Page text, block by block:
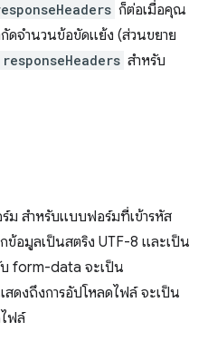
ก็ต่อเมื่อคุณ
ดจำนวนข้อขัดแย้ง (ส่วนขยาย
responseHeaders สำหรับ
สำหรับแบบฟอร์มที่เข้ารหัส
ข้อมูลเป็นสตริง UTF-8 และเป็น
form-data จะเป็น
งถึงการอัปโหลดไฟล์ จะเป็น
ฟล์